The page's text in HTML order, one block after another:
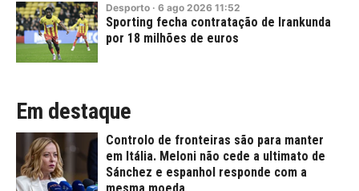
Desporto · 6 ago 2026 11:52
Sporting fecha contratação de Irankunda
por 18 milhões de euros
Em destaque
Controlo de fronteiras são para manter
em Itália. Meloni não cede a ultimato de
Sánchez e espanhol responde com a